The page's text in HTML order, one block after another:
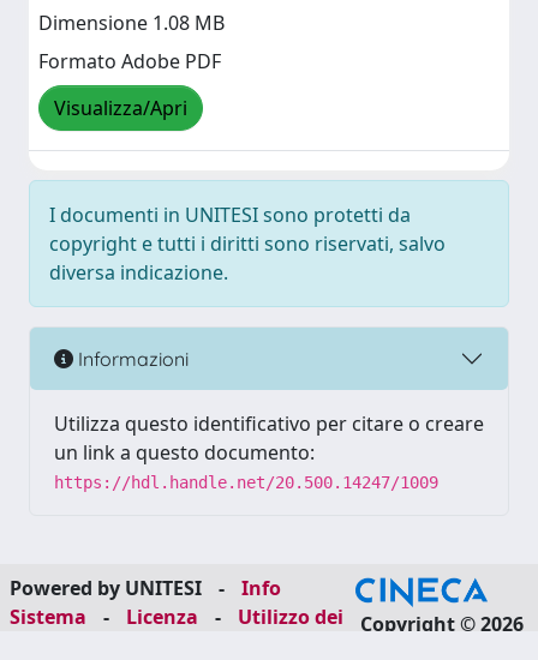
Dimensione 1.08 MB
Formato Adobe PDF
Visualizza/Apri
I documenti in UNITESI sono protetti da
copyright e tutti i diritti sono riservati, salvo
diversa indicazione.
Informazioni
Utilizza questo identificativo per citare o creare
un link a questo documento:
https://hdl.handle.net/20.500.14247/1009
Powered by UNITESI -
Info
Sistema
- Licenza -
Utilizzo dei
Copyright © 2026